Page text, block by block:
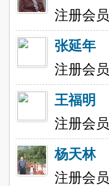
注册会员
张延年
注册会员
王福明
注册会员
杨天林
注册会员